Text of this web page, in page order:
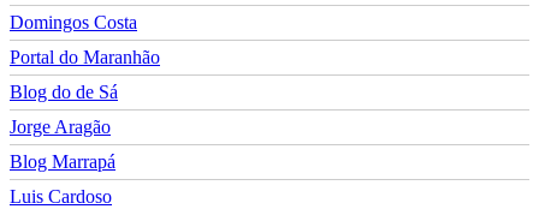
Domingos Costa
Portal do Maranhão
Blog do de Sá
Jorge Aragão
Blog Marrapá
Luis Cardoso